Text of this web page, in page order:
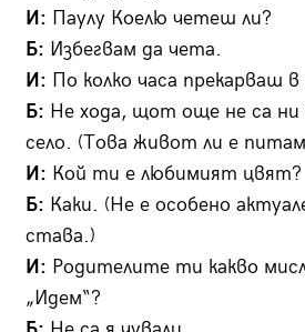
И: Паулу Коелю четеш ли?
Б: Избегвам да чета.
И: По колко часа прекарваш в
Б: Не хода, щот още не са ни
село. (Това живот ли е питам
И: Кой ти е любимият цвят?
Б: Каки. (Не е особено
става.)
И: Родителите ти какво
„Идем“?